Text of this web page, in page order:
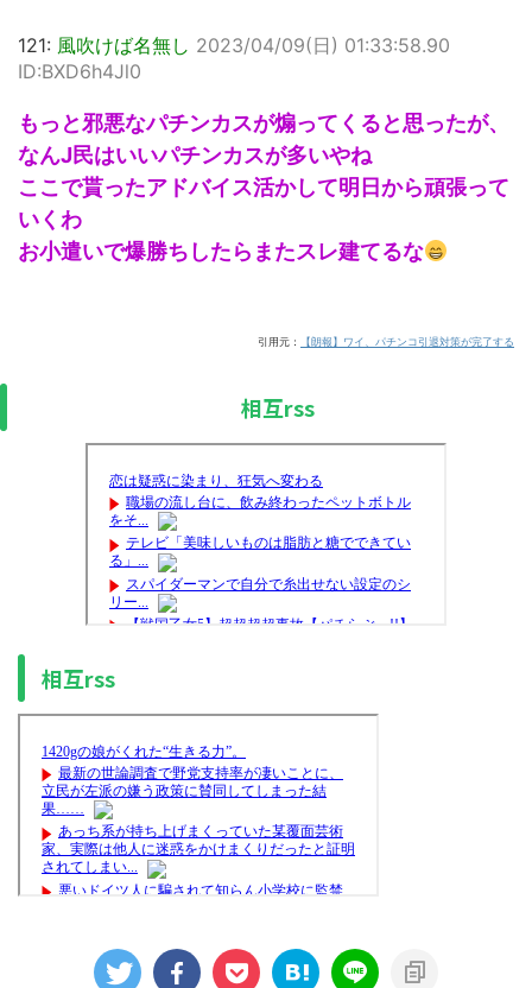
121: 風吹けば名無し 2023/04/09(日) 01:33:58.90
ID:BXD6h4Jl0
もっと邪悪なパチンカスが煽ってくると思ったが、
なんJ民はいいパチンカスが多いやね
ここで貰ったアドバイス活かして明日から頑張って
いくわ
お小遣いで爆勝ちしたらまたスレ建てるな
引用元： 【朗報】ワイ、パチンコ引退対策が完了する
相互rss
相互rss